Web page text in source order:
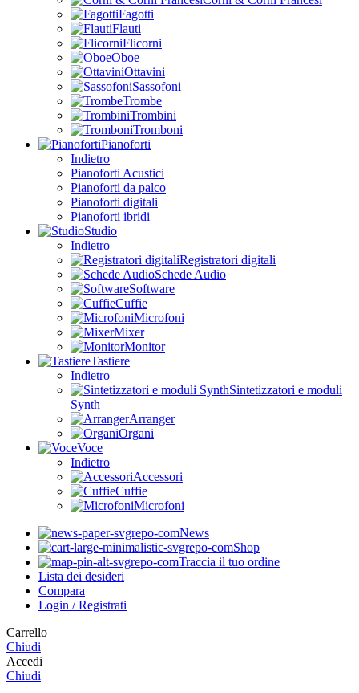
Fagotti
Flauti
Flicorni
Oboe
Ottavini
Sassofoni
Trombe
Trombini
Tromboni
Pianoforti
Indietro
Pianoforti Acustici
Pianoforti da palco
Pianoforti digitali
Pianoforti ibridi
Studio
Indietro
Registratori digitali
Schede Audio
Software
Cuffie
Microfoni
Mixer
Monitor
Tastiere
Indietro
Sintetizzatori e moduli
Synth
Arranger
Organi
Voce
Indietro
Accessori
Cuffie
Microfoni
News
Shop
Traccia il tuo ordine
Lista dei desideri
Compara
Login / Registrati
Carrello
Chiudi
Accedi
Chiudi